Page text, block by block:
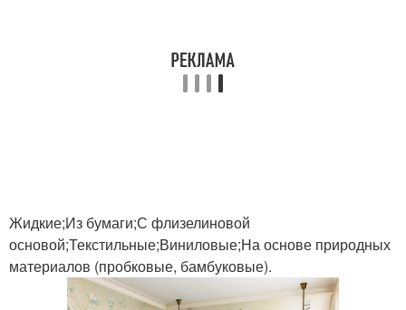
Жидкие;Из бумаги;С флизелиновой
основой;Текстильные;Виниловые;На основе природных
материалов (пробковые, бамбуковые).